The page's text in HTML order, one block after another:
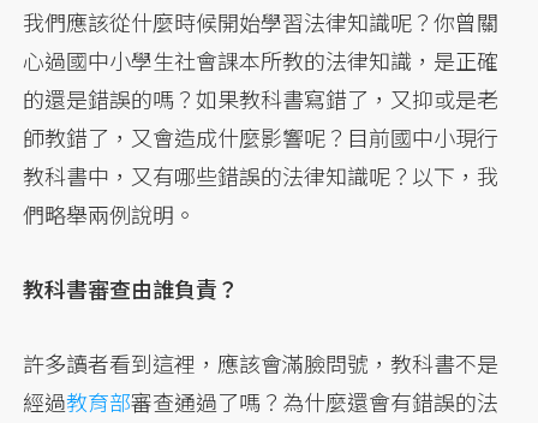
我們應該從什麼時候開始學習法律知識呢？你曾關
心過國中小學生社會課本所教的法律知識，是正確
的還是錯誤的嗎？如果教科書寫錯了，又抑或是老
師教錯了，又會造成什麼影響呢？目前國中小現行
教科書中，又有哪些錯誤的法律知識呢？以下，我
們略舉兩例說明。
教科書審查由誰負責？
許多讀者看到這裡，應該會滿臉問號，教科書不是
經過教育部審查通過了嗎？為什麼還會有錯誤的法